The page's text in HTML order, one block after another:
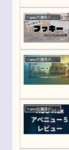
Yamoの海外ドラマレビュー